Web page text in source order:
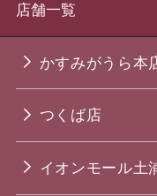
店舗一覧
かすみがうら本
つくば店
イオンモール土